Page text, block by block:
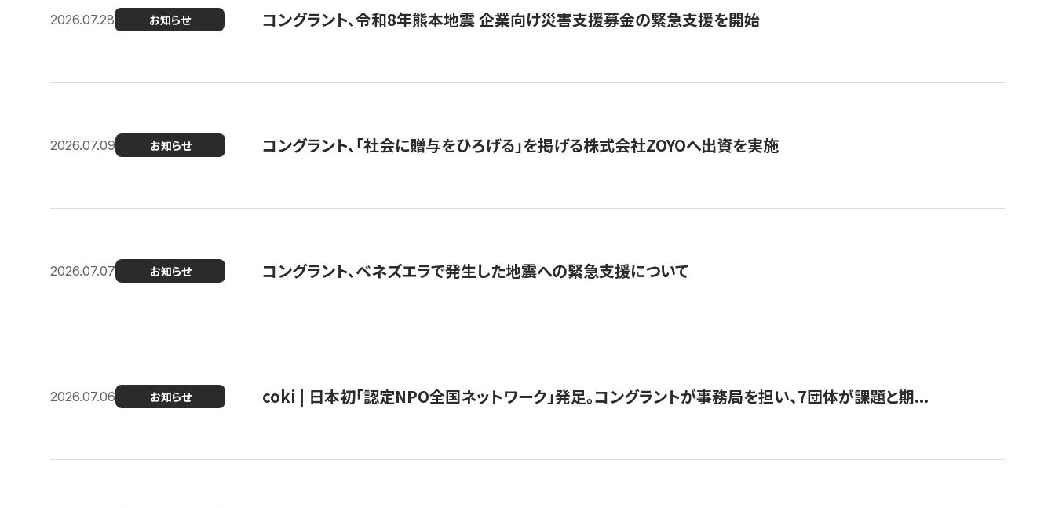
2026.07.28 お知らせ コングラント、令和8年熊本地震 企業向け災害支援募金の緊急支援を開始
2026.07.09 お知らせ コングラント、「社会に贈与をひろげる」を掲げる株式会社ZOYOへ出資を実施
2026.07.07 お知らせ コングラント、ベネズエラで発生した地震への緊急支援について
2026.07.06 お知らせ coki | 日本初「認定NPO全国ネットワーク」発足。コングラントが事務局を担い、7団体が課題と期...